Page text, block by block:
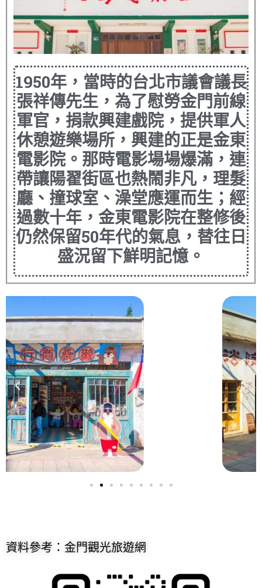
1950年，當時的台北市議會議長
張祥傳先生，為了慰勞金門前線
軍官，捐款興建戲院，提供軍人
休憩遊樂場所，興建的正是金東
電影院。那時電影場場爆滿，連
帶讓陽翟街區也熱鬧非凡，理髮
廳、撞球室、澡堂應運而生；經
過數十年，金東電影院在整修後
仍然保留50年代的氣息，替往日
盛況留下鮮明記憶。
資料參考：金門觀光旅遊網